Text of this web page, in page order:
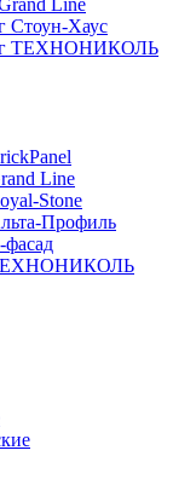
Line
Стоун-Хаус
ТЕХНОНИКОЛЬ
Line
Stone
Профиль
ТЕХНОНИКОЛЬ